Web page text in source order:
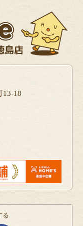
13-18
る